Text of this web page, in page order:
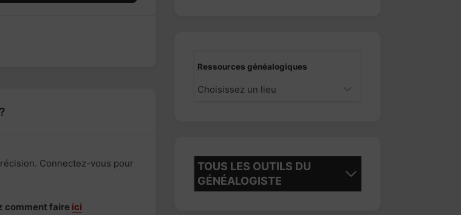
Connectez-vous pour
comment faire ici
Ressources généalogiques
TOUS LES OUTILS DU
GÉNÉALOGISTE